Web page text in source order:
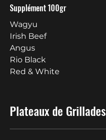
Supplément 100gr
Wagyu
Irish Beef
Angus
Rio Black
Red & White
Plateaux de Grillades